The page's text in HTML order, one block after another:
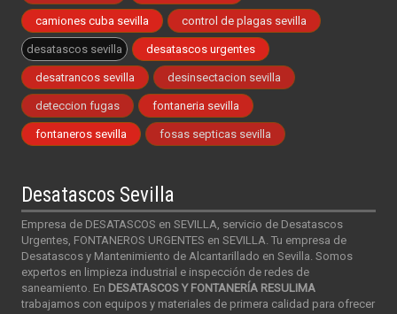
camiones cuba sevilla control de plagas sevilla
desatascos sevilla desatascos urgentes
desatrancos sevilla desinsectacion sevilla
deteccion fugas fontaneria sevilla
fontaneros sevilla fosas septicas sevilla
Desatascos Sevilla
Empresa de DESATASCOS en SEVILLA, servicio de Desatascos
Urgentes, FONTANEROS URGENTES en SEVILLA. Tu empresa de
Desatascos y Mantenimiento de Alcantarillado en Sevilla. Somos
expertos en limpieza industrial e inspección de redes de
saneamiento. En DESATASCOS Y FONTANERÍA RESULIMA
trabajamos con equipos y materiales de primera calidad para ofrecer